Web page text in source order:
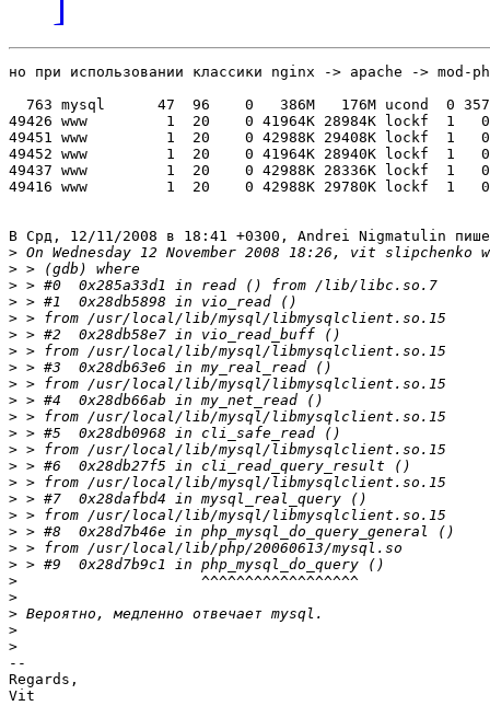
но при использовании классики nginx -> apache -> mod-
763 mysql      47  96    0   386M   176M ucond  0
49426 www         1  20    0 41964K 28984K lockf  1
49451 www         1  20    0 42988K 29408K lockf  1
49452 www         1  20    0 41964K 28940K lockf  1
49437 www         1  20    0 42988K 28336K lockf  1
49416 www         1  20    0 42988K 29780K lockf  1
В Срд, 12/11/2008 в 18:41 +0300, Andrei Nigmatulin
>
>
>
>
>
>
>
>
>
>
>
>
>
>
>
>
>
>
>
>
>
>
>
>
>
--
Regards,
Vit